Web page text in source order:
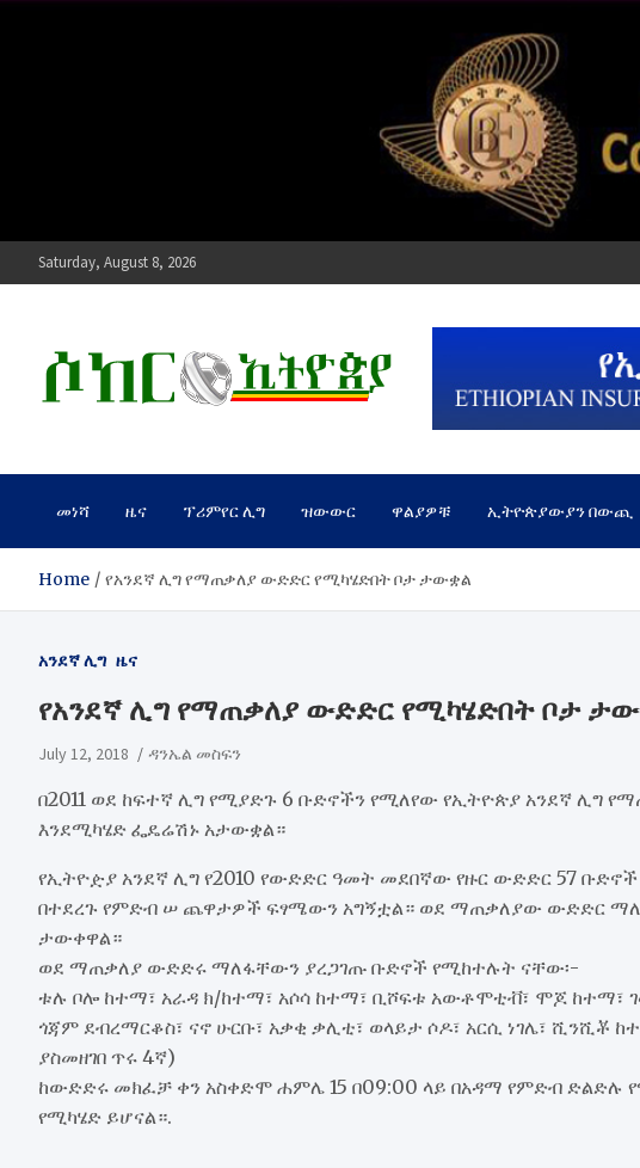
Saturday, August 8, 2026
ሶከር ኢትዮጵያ
መነሻ ዜና ፕሪምየር ሊግ ዝውውር ዋልያዎቹ ኢትዮጵያውያን በውጪ
Home የአንደኛ ሊግ የማጠቃለያ ውድድር የሚካሄድበት ቦታ ታውቋል
አንደኛ ሊግ ዜና
የአንደኛ ሊግ የማጠቃለያ ውድድር የሚካሄድበት ቦታ
July 12, 2018 ዳንኤል መስፍን
በ2011 ወደ ከፍተኛ ሊግ የሚያድጉ 6 ቡድኖችን የሚለየው የኢትዮጵያ አንደኛ ሊግ
እንደሚካሄድ ፌዴሬሽኑ አታውቋል።
የኢትዮዽያ አንደኛ ሊግ የ2010 የውድድር ዓመት መደበኛው የዙር ውድድር 57
በተደረጉ የምድብ ሠ ጨዋታዎች ፍፃሜውን አግኝቷል። ወደ ማጠቃለያው ውድድር
ታውቀዋል።
ወደ ማጠቃለያ ውድድሩ ማለፋቸውን ያረጋገጡ ቡድኖች የሚከተሉት ናቸው፡-
ቱሉ ቦሎ ከተማ፣ አራዳ ክ/ከተማ፣ አሶሳ ከተማ፣ ቢሾፍቱ አውቶሞቲቭ፣ ሞጆ ከተማ፣
ጎጃም ደብረማርቆስ፣ ናኖ ሁርቡ፣ አቃቂ ቃሊቲ፣ ወላይታ ሶዶ፣ አርሲ ነገሌ፣ ሺንሺቾ
ያስመዘገበ ጥሩ 4ኛ)
ከውድድሩ መክፈቻ ቀን አስቀድሞ ሐምሌ 15 በ09:00 ላይ በአዳማ የምድብ ድልድሉ
የሚካሄድ ይሆናል።.